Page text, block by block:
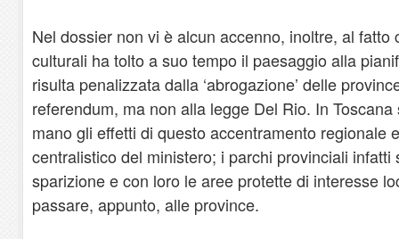
Nel dossier non vi è alcun accenno, inoltre, al
culturali ha tolto a suo tempo il paesaggio alla
risulta penalizzata dalla ‘abrogazione’ delle
referendum, ma non alla legge Del Rio. In
mano gli effetti di questo accentramento regionale
centralistico del ministero; i parchi provinciali
sparizione e con loro le aree protette di interesse
passare, appunto, alle province.